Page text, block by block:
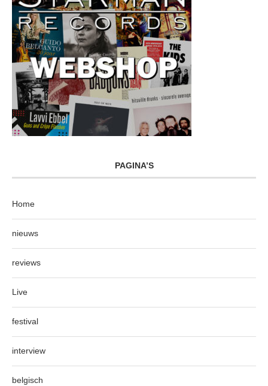
PAGINA’S
Home
nieuws
reviews
Live
festival
interview
belgisch